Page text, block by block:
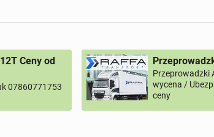
Ceny od
07860771753
Przeprowadzki
wycena /
ceny